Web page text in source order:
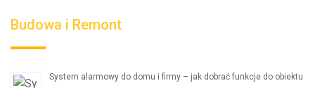
Budowa i Remont
System alarmowy do domu i firmy – jak dobrać funkcje do obiektu